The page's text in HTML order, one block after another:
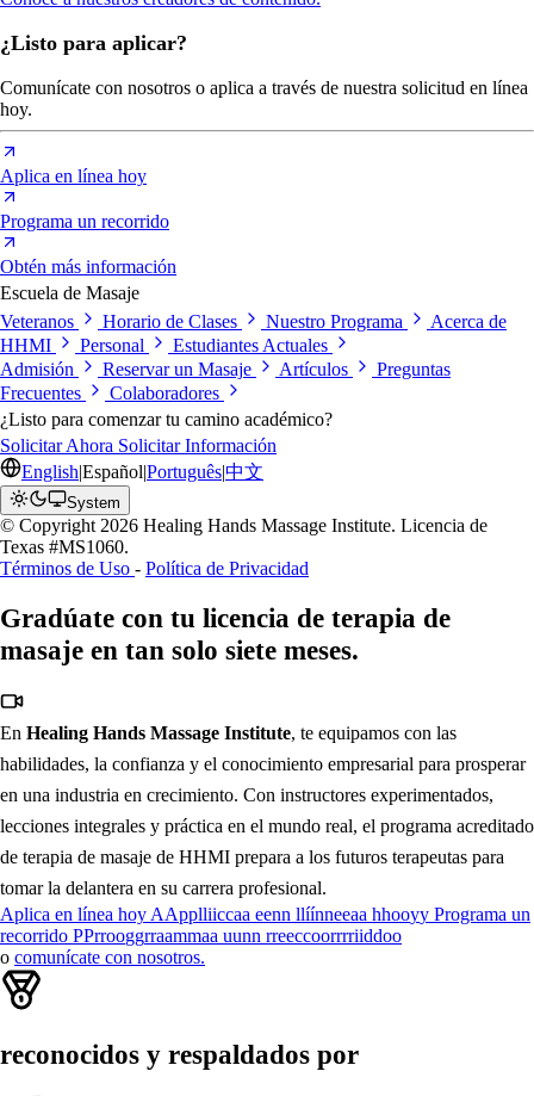
¿Listo para aplicar?
Comunícate con nosotros o aplica a través de nuestra solicitud en línea
hoy.
Aplica en línea hoy
Programa un recorrido
Obtén más información
Escuela de Masaje
Veteranos
Horario de Clases Nuestro Programa
Acerca de
HHMI
Personal
Estudiantes Actuales
Admisión
Reservar un Masaje Artículos
Preguntas
Frecuentes
Colaboradores
¿Listo para comenzar tu camino académico?
Solicitar Ahora Solicitar Información
English|Español|Português|中文
System
© Copyright 2026 Healing Hands Massage Institute. Licencia de
Texas #MS1060.
Términos de Uso - Política de Privacidad
Gradúate con tu licencia de terapia de
masaje en tan solo siete meses.
En Healing Hands Massage Institute, te equipamos con las
habilidades, la confianza y el conocimiento empresarial para prosperar
en una industria en crecimiento. Con instructores experimentados,
lecciones integrales y práctica en el mundo real, el programa acreditado
de terapia de masaje de HHMI prepara a los futuros terapeutas para
tomar la delantera en su carrera profesional.
Aplica en línea hoy AApplliiccaa eenn llíínneeaa hhooyy Programa un
recorrido PPrrooggrraammaa uunn rreeccoorrrriiddoo
o comunícate con nosotros.
reconocidos y respaldados por